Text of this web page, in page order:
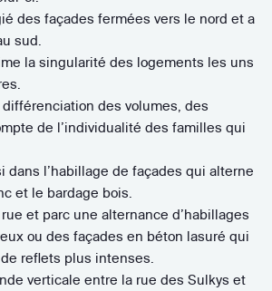
des façades fermées vers le nord et a
sud.
la singularité des logements les uns
différenciation des volumes, des
de l’individualité des familles qui
dans l’habillage de façades qui alterne
et le bardage bois.
et parc une alternance d’habillages
ou des façades en béton lasuré qui
reflets plus intenses.
verticale entre la rue des Sulkys et